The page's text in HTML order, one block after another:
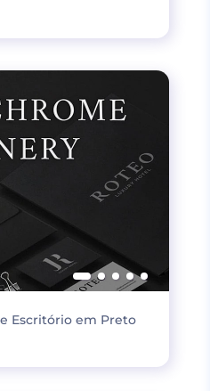
Escritório em Preto